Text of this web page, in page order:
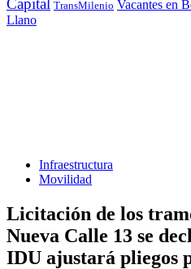
TransMilenio Vacantes en
Llano
Infraestructura
Movilidad
Licitación de los
Nueva Calle 13 se
IDU ajustará pliegos